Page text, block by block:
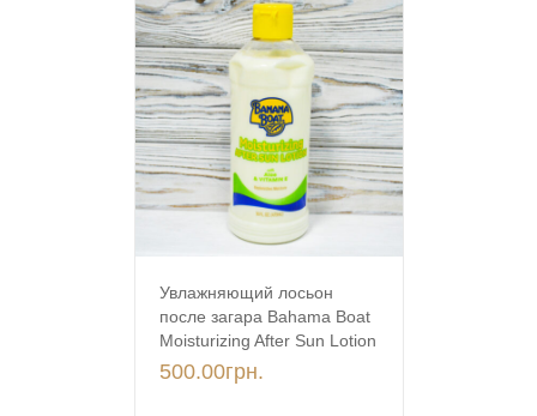
Увлажняющий лосьон
после загара Bahama Boat
Moisturizing After Sun Lotion
500.00грн.